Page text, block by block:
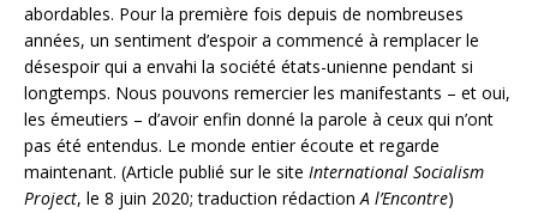
abordables. Pour la première fois depuis de nombreuses
années, un sentiment d’espoir a commencé à remplacer le
désespoir qui a envahi la société états-unienne pendant si
longtemps. Nous pouvons remercier les manifestants – et oui,
les émeutiers – d’avoir enfin donné la parole à ceux qui n’ont
pas été entendus. Le monde entier écoute et regarde
maintenant. (Article publié sur le site International Socialism
Project, le 8 juin 2020; traduction rédaction A l’Encontre)